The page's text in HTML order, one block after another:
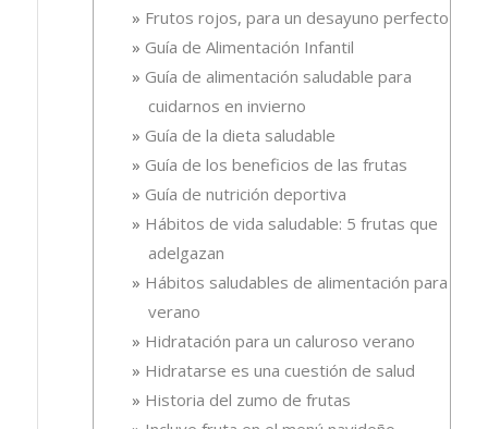
Frutos rojos, para un desayuno perfecto
Guía de Alimentación Infantil
Guía de alimentación saludable para
cuidarnos en invierno
Guía de la dieta saludable
Guía de los beneficios de las frutas
Guía de nutrición deportiva
Hábitos de vida saludable: 5 frutas que
adelgazan
Hábitos saludables de alimentación para el
verano
Hidratación para un caluroso verano
Hidratarse es una cuestión de salud
Historia del zumo de frutas